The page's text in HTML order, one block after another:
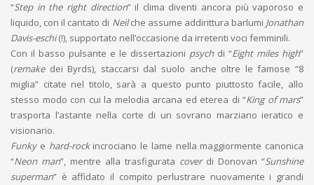
“Step in the right direction” il clima diventi ancora più vaporoso e
liquido, con il cantato di Neilche assume addirittura barlumi Jonathan
Davis-eschi(!), supportato nell’occasione da irretenti voci femminili.
Con il basso pulsante e le dissertazioni psych di “Eight miles high”
(remakedei Byrds), staccarsi dal suolo anche oltre le famose “8
miglia” citate nel titolo, sarà a questo punto piuttosto facile, allo
stesso modo con cui la melodia arcana ed eterea di “King of mars”
trasporta l’astante nella corte di un sovrano marziano ieratico e
visionario.
Funkye hard-rockincrociano le lame nella maggiormente canonica
“Neon man”, mentre alla trasfigurata coverdi Donovan “Sunshine
superman” è affidato il compito perlustrare nuovamente i grandi